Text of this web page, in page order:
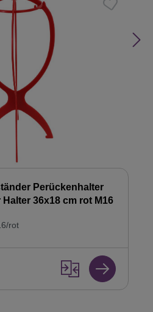
Perückenhalter
36x18 cm rot M16
rot